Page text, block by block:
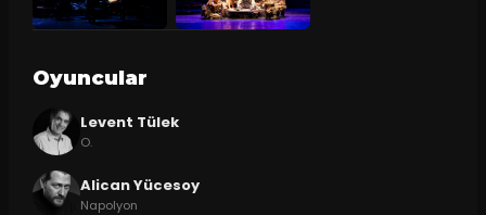
Oyuncular
Levent Tülek
O.
Alican Yücesoy
Napolyon